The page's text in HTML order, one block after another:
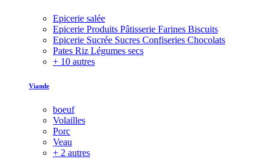
Epicerie salée
Epicerie Produits Pâtisserie Farines Biscuits
Epicerie Sucrée Sucres Confiseries Chocolats
Pates Riz Légumes secs
+ 10 autres
Viande
boeuf
Volailles
Porc
Veau
+ 2 autres